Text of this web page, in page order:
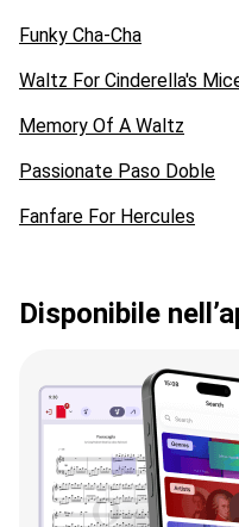
Funky Cha-Cha
Waltz For Cinderella's
Memory Of A Waltz
Passionate Paso Doble
Fanfare For Hercules
Disponibile